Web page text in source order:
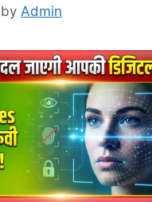
by Admin